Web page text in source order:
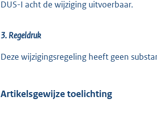
DUS-I acht de wijziging uitvoerbaar.
3. Regeldruk
Deze wijzigingsregeling heeft geen
Artikelsgewijze toelichting